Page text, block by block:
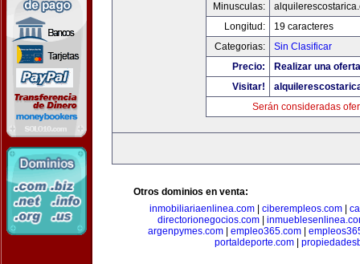
Minusculas:
Longitud:
19 caracteres
Categorias:
Sin Clasificar
Precio:
Realizar una
Visitar!
Serán consideradas
Otros dominios en venta:
inmobiliariaenlinea.com| ciberempleos.com|
directorionegocios.com
argenpymes.com
empleo365.com
portaldeporte.com|